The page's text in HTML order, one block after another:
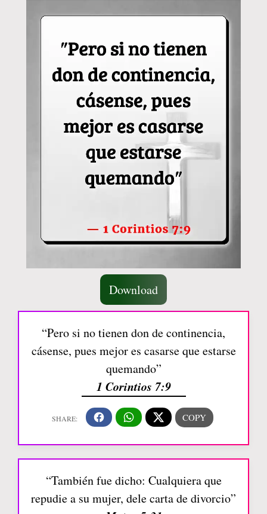
Download
“Pero si no tienen don de continencia,
cásense, pues mejor es casarse que estarse
quemando”
1 Corintios 7:9
“También fue dicho: Cualquiera que
repudie a su mujer, dele carta de divorcio”